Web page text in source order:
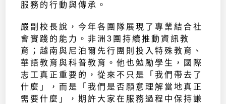
服務的行動與傳承。
嚴副校長說，今年各團隊展現了專業結合社
會實踐的能力。非洲3團持續推動資訊教
育；越南與尼泊爾先行團則投入特殊教育、
華語教育與科普教育。他也勉勵學生，國際
志工真正重要的，從來不只是「我們帶去了
什麼」，而是「我們是否願意理解當地真正
需要什麼」，期許大家在服務過程中保持謙